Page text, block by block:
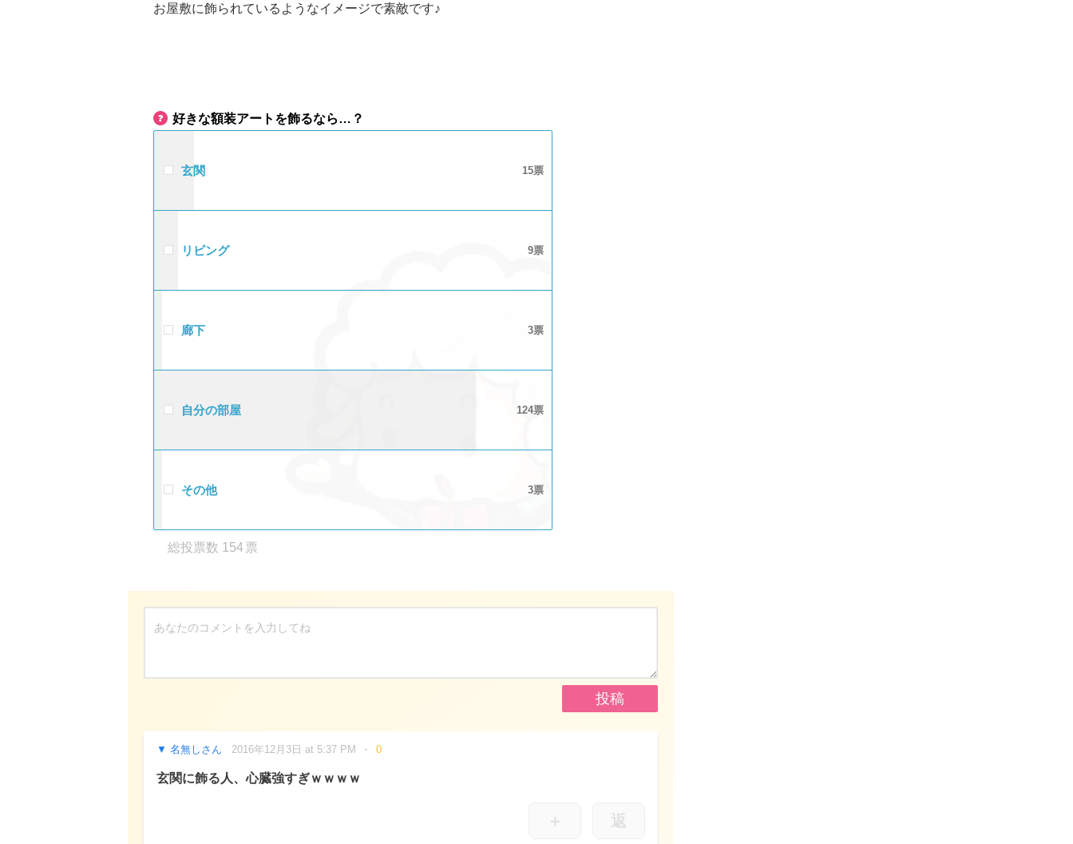
お屋敷に飾られているようなイメージで素敵です♪
好きな額装アートを飾るなら…？
玄関 15
リビング 9
廊下 3
自分の部屋 124
その他 3
154
名無しさん 2016年12月3日 at 5:37 PM 0
玄関に飾る人、心臓強すぎｗｗｗｗ
＋ 返